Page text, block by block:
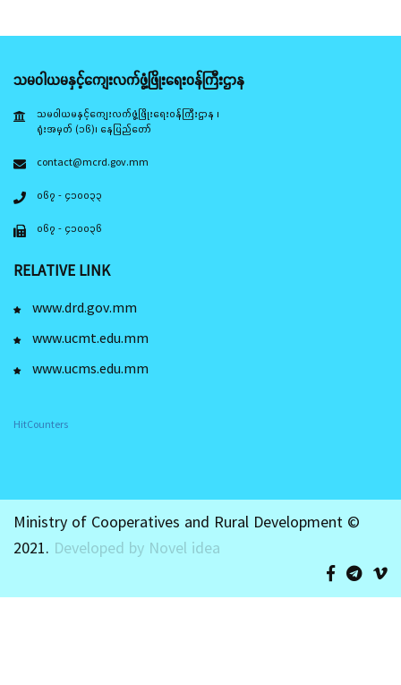
သမဝါယမနှင့်ကျေးလက်ဖွံ့ဖြိုးရေးဝန်ကြီးဌာန
သမဝါယမနှင့်ကျေးလက်ဖွံ့ဖြိုးရေးဝန်ကြီးဌာန ၊
ရုံးအမှတ် (၁၆)၊ နေပြည်တော်
contact@mcrd.gov.mm
၀၆၇ - ၄၁၀၀၃၃
၀၆၇ - ၄၁၀၀၃၆
RELATIVE LINK
www.drd.gov.mm
www.ucmt.edu.mm
www.ucms.edu.mm
HitCounters
Ministry of Cooperatives and Rural Development ©
2021. Developed by Novel idea